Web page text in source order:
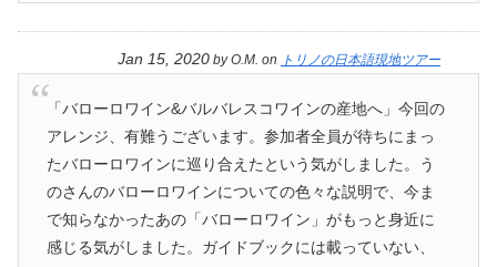
Jan 15, 2020 byO.M. on トリノの日本語現地ツアー
「バローロワイン&バルバレスコワインの産地へ」今回の
アレンジ、有難うございます。参加者全員が待ちにまっ
たバローロワインに巡り合えたという気がしました。う
のさんのバローロワインについての色々な説明で、今ま
で知らなかったあの「バローロワイン」がもっと身近に
感じる気がしました。ガイドブックには載っていない、